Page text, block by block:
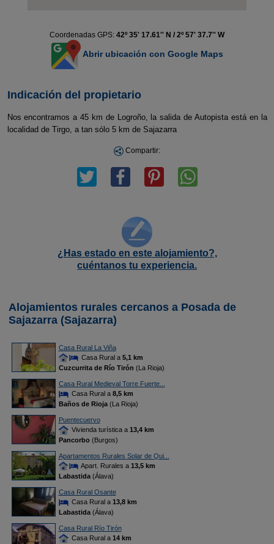
Coordenadas GPS: 42º 35' 17.61'' N / 2º 57' 37.7'' W
Abrir ubicación con Google Maps
Indicación del propietario
Nos encontramos a 45 km de Logroño, la salida de Autopista está en la
localidad de Tirgo, a tan sólo 5 km de Sajazarra
Compartir:
¿Has estado en este alojamiento?,
cuéntanos tu experiencia.
Alojamientos rurales cercanos a Posada de
Sajazarra (Sajazarra)
Casa Rural La Viña
Casa Rural a 5,1 km
Cuzcurrita de Río Tirón (La Rioja)
Casa Rural Medieval Torre Fuerte...
Casa Rural a 8,5 km
Baños de Rioja(La Rioja)
Puentecuervo
Vivienda turística a 13,4 km
Pancorbo(Burgos)
Apartamentos Rurales Solar de Qui...
Apart. Rurales a 13,5 km
Labastida(Álava)
Casa Rural Osante
Casa Rural a 13,8 km
Labastida(Álava)
Casa Rural Río Tirón
Casa Rural a 14 km